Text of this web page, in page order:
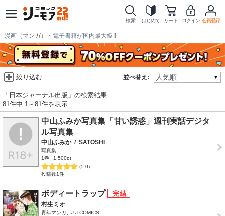
検索 はじめて カート ログイン 会員登録
漫画（マンガ）・電子書籍が国内最大級!!
並べ替え:
絞り込む
「日本ジャーナル出版」の検索結果
81件中 1～81件を表示
中山ふみか写真集「甘い誘惑」週刊実話デジタ
ル写真集
中山ふみか / SATOSHI
写真集
1巻
1,500pt
(5.0)
投稿数1件
ボディートラップ
村生ミオ
青年マンガ、J.J COMICS